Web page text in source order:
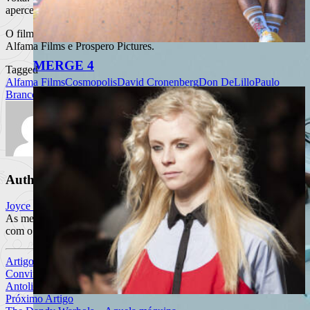
MERGE 4
apercebemos.”.
O filme estreia dia 31 de Maio e é uma produção de Paulo Branco,
Alfama Films e Prospero Pictures.
Tagged
Alfama FilmsCosmopolisDavid CronenbergDon DeLilloPaulo
Branco
Robert PattinsonSamantha Morton
Author
Joyce Mendonça
As memórias são uma coisa maravilhosa se não tiveres que lidar
com o passado....
Artigo anterior
Convites duplos para o concerto de Lydia Lunch com Beatrice
Antolini, dia 2 de Junho no Ritz Clube
Próximo Artigo